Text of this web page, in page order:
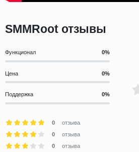
SMMRoot отзывы
Функционал
Цена
Поддержка
0
отзыва
0
отзыва
0
отзыва